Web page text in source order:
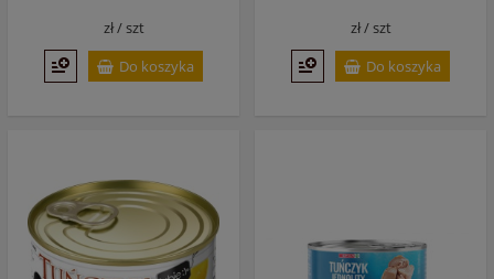
zł /szt
Do koszyka
zł /szt
Do koszyka